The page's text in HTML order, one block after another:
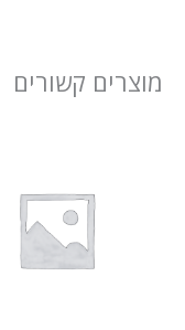
מוצרים קשורים